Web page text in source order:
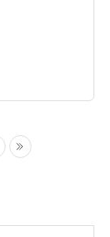
다음 마지막